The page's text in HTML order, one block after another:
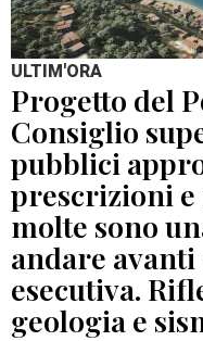
ULTIM'ORA
Progetto del
Consiglio
pubblici
prescrizioni e
molte sono
andare
esecutiva.
geologia e